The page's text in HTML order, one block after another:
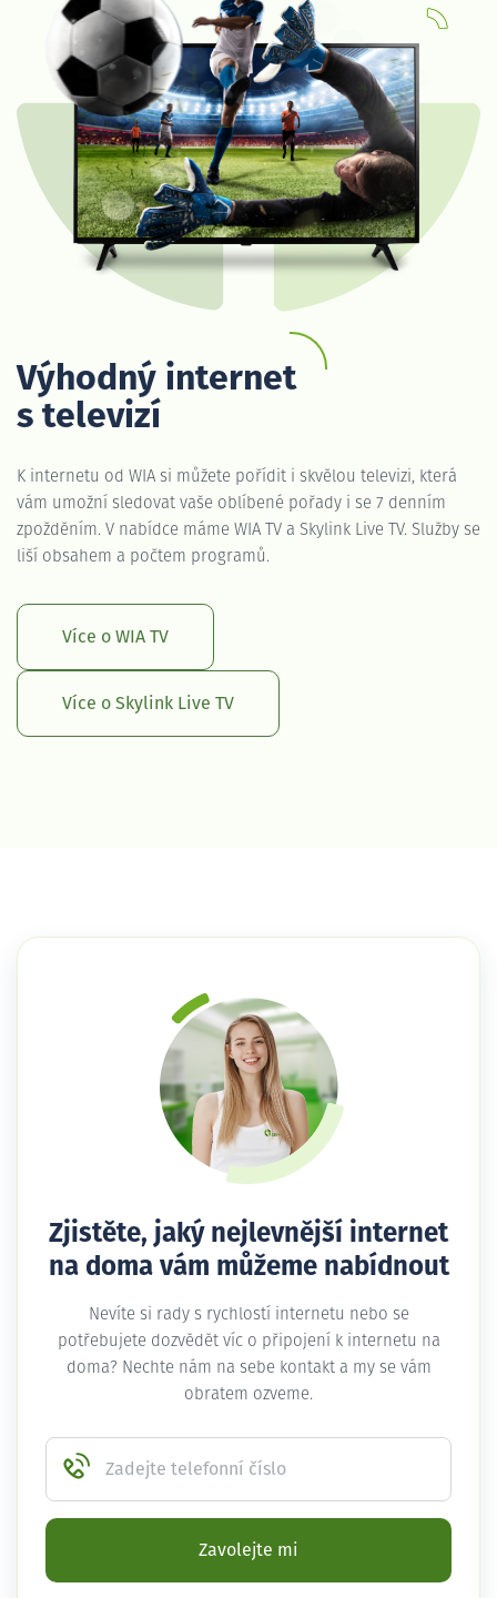
Výhodný internet
s televizí
K internetu od WIA si můžete pořídit i skvělou televizi, která
vám umožní sledovat vaše oblíbené pořady i se 7 denním
zpožděním. V nabídce máme WIA TV a Skylink Live TV. Služby se
liší obsahem a počtem programů.
Více o WIA TV
Více o Skylink Live TV
Zjistěte, jaký nejlevnější internet
na doma vám můžeme nabídnout
Nevíte si rady s rychlostí internetu nebo se
potřebujete dozvědět víc o připojení k internetu na
doma? Nechte nám na sebe kontakt a my se vám
obratem ozveme.
Zadejte telefonní číslo
Zavolejte mi